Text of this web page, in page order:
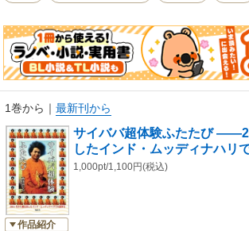
その直後すぐに、サイババはメタフィジカルな（目
体＝微細体＝エネルギー体で復活し、存命中から行
に指導していることが伝えられています。その活動
ィに近いムッディナハリです。本書は、存命中のサ
け継がれ、復活したサトル体サイババの指導のもと
年の状況を振り返り、あらためてサイババがこの時
在している意味と意義を客観的に考え、見直すきっ
す。
1巻から ｜ 最新刊から
作品紹介
サイババ超体験ふたたび
したインド・ムッディナハリ
1,000pt/1,100円(税込)